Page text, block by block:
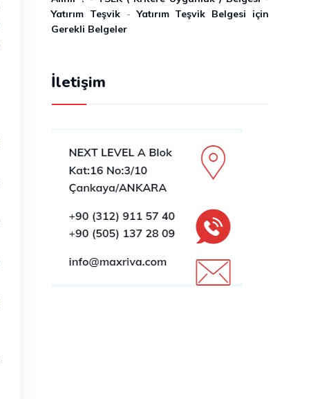
Yatırım Teşvik-Yatırım Teşvik Belgesi için
Gerekli Belgeler
İletişim